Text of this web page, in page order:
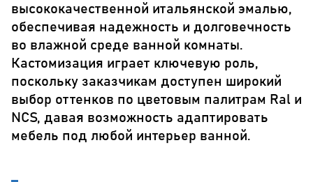
высококачественной итальянской эмалью,
обеспечивая надежность и долговечность
во влажной среде ванной комнаты.
Кастомизация играет ключевую роль,
поскольку заказчикам доступен широкий
выбор оттенков по цветовым палитрам Ral и
NCS, давая возможность адаптировать
мебель под любой интерьер ванной.